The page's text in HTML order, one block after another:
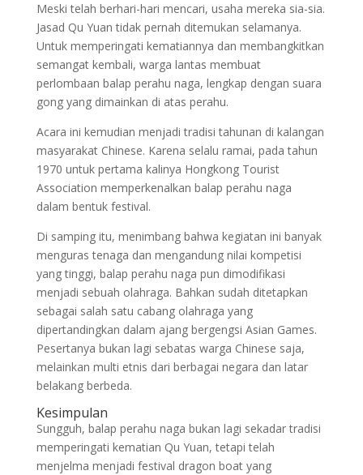
Meski telah berhari-hari mencari, usaha mereka sia-sia.
Jasad Qu Yuan tidak pernah ditemukan selamanya.
Untuk memperingati kematiannya dan membangkitkan
semangat kembali, warga lantas membuat
perlombaan balap perahu naga, lengkap dengan suara
gong yang dimainkan di atas perahu.
Acara ini kemudian menjadi tradisi tahunan di kalangan
masyarakat Chinese. Karena selalu ramai, pada tahun
1970 untuk pertama kalinya Hongkong Tourist
Association memperkenalkan balap perahu naga
dalam bentuk festival.
Di samping itu, menimbang bahwa kegiatan ini banyak
menguras tenaga dan mengandung nilai kompetisi
yang tinggi, balap perahu naga pun dimodifikasi
menjadi sebuah olahraga. Bahkan sudah ditetapkan
sebagai salah satu cabang olahraga yang
dipertandingkan dalam ajang bergengsi Asian Games.
Pesertanya bukan lagi sebatas warga Chinese saja,
melainkan multi etnis dari berbagai negara dan latar
belakang berbeda.
Kesimpulan
Sungguh, balap perahu naga bukan lagi sekadar tradisi
memperingati kematian Qu Yuan, tetapi telah
menjelma menjadi festival dragon boat yang